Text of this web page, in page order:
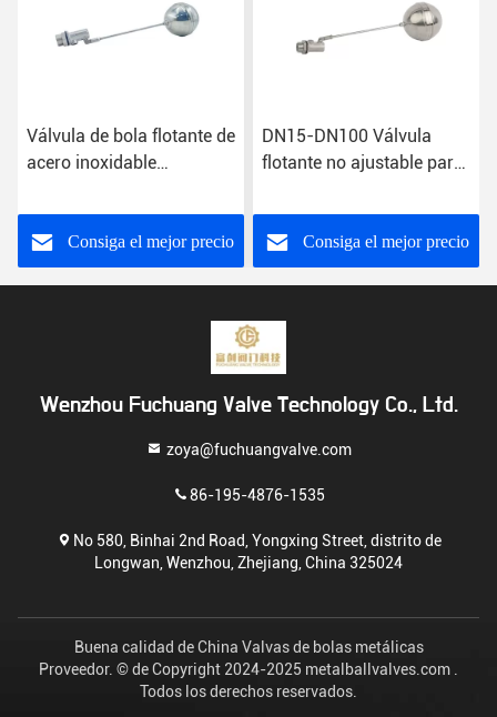
Válvula de bola flotante de
acero inoxidable
tanque de agua OEM Oed
Consiga el mejor precio
DN15-DN100 Válvula
flotante no ajustable para
316 de acero inoxidable
Consiga el mejor precio
Wenzhou Fuchuang Valve Technology Co., Ltd.
zoya@fuchuangvalve.com
86-195-4876-1535
No 580, Binhai 2nd Road, Yongxing Street, distrito de
Longwan, Wenzhou, Zhejiang, China 325024
Buena calidad de China Valvas de bolas metálicas
Proveedor. © de Copyright 2024-2025 metalballvalves.com .
Todos los derechos reservados.